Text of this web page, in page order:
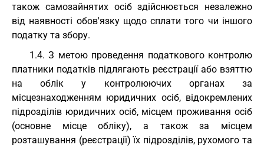
також самозайнятих осіб здійснюється незалежно
від наявності обов'язку щодо сплати того чи іншого
податку та збору.
1.4. З метою проведення податкового контролю
платники податків підлягають реєстрації або взяттю
на облік у контролюючих органах за
місцезнаходженням юридичних осіб, відокремлених
підрозділів юридичних осіб, місцем проживання осіб
(основне місце обліку), а також за місцем
розташування (реєстрації) їх підрозділів, рухомого та